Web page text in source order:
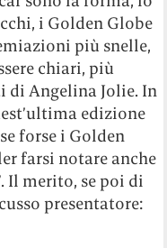
i Golden Globe
più snelle,
chiari, più
di Angelina Jolie. In
edizione
forse i Golden
farsi notare anche
Il merito, se poi di
presentatore: